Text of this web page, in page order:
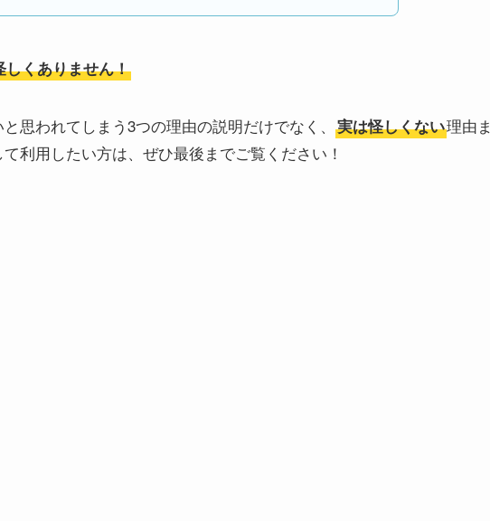
くありません！
思われてしまう3つの理由の説明だけでなく、 実は怪しくない理由ま
利用したい方は、ぜひ最後までご覧ください！